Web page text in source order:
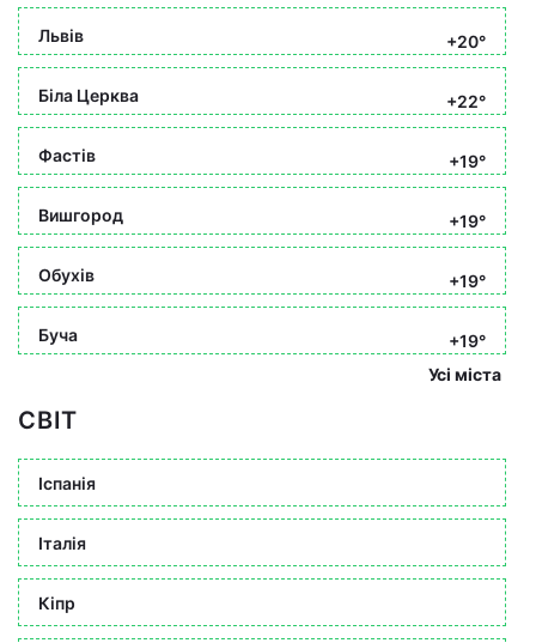
Львів +20°
Біла Церква +22°
Фастів +19°
Вишгород +19°
Обухів +19°
Буча
+19°
Усі міста
СВІТ
Іспанія
Італія
Кіпр